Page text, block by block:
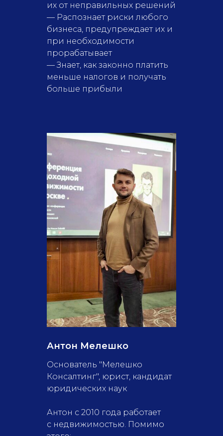
их от неправильных решений
— Распознает риски любого
бизнеса, предупреждает их и
при необходимости
прорабатывает
— Знает, как законно платить
меньше налогов и получать
больше прибыли
Антон Мелешко
Основатель "Мелешко
Консалтинг", юрист, кандидат
юридических наук
Антон с 2010 года работает
с недвижимостью. Помимо